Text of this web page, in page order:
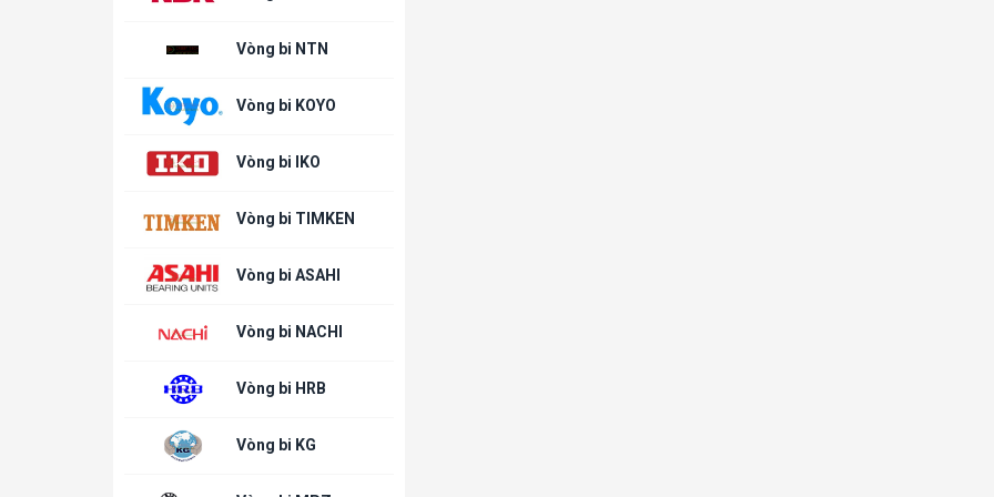
Vòng bi NTN
Vòng bi KOYO
Vòng bi IKO
Vòng bi TIMKEN
Vòng bi ASAHI
Vòng bi NACHI
Vòng bi HRB
Vòng bi KG